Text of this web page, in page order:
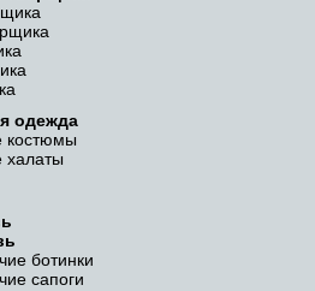
одежда
костюмы
халаты
ботинки
сапоги